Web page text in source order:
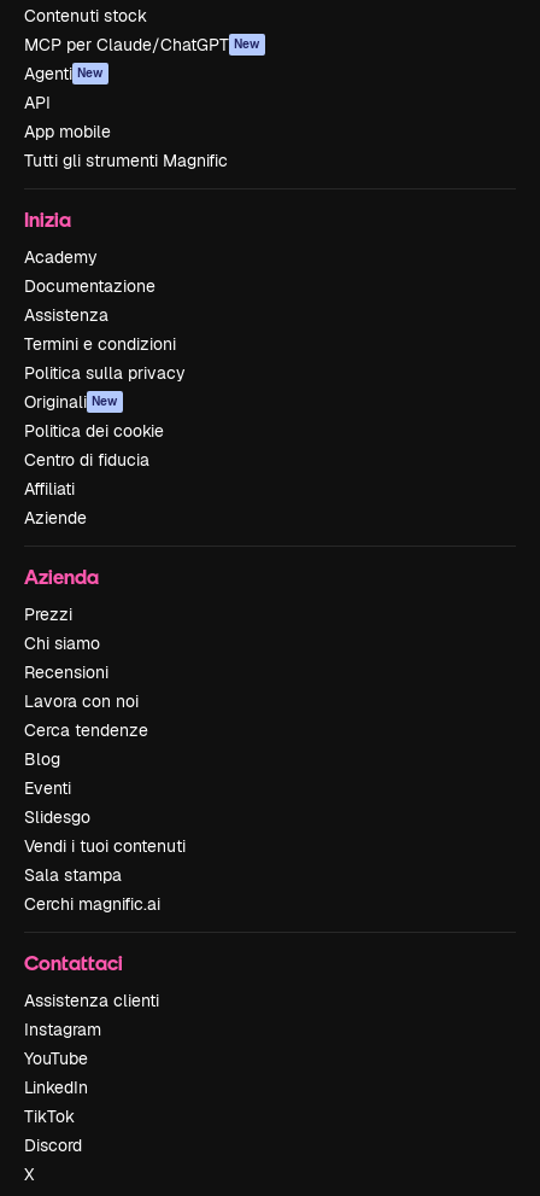
Contenuti stock
MCP per Claude/ChatGPT New
Agenti New
API
App mobile
Tutti gli strumenti Magnific
Inizia
Academy
Documentazione
Assistenza
Termini e condizioni
Politica sulla privacy
Originali New
Politica dei cookie
Centro di fiducia
Affiliati
Aziende
Azienda
Prezzi
Chi siamo
Recensioni
Lavora con noi
Cerca tendenze
Blog
Eventi
Slidesgo
Vendi i tuoi contenuti
Sala stampa
Cerchi magnific.ai
Contattaci
Assistenza clienti
Instagram
YouTube
LinkedIn
TikTok
Discord
X